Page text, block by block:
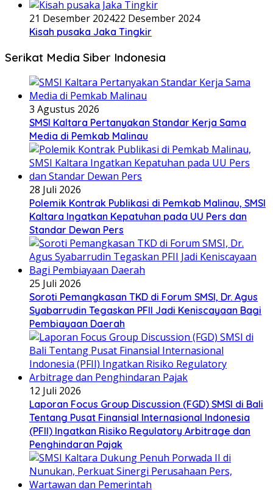
21 Desember 202422 Desember 2024
Kisah pusaka Jaka Tingkir
Serikat Media Siber Indonesia
3 Agustus 2026
SMSI Kaltara Pertanyakan Standar Kerja Sama
Media di Pemkab Malinau
28 Juli 2026
Polemik Kontrak Publikasi di Pemkab Malinau, SMSI
Kaltara Ingatkan Kepatuhan pada UU Pers dan
Standar Dewan Pers
25 Juli 2026
Soroti Pemangkasan TKD di Forum SMSI, Dr. Agus
Syabarrudin Tegaskan PFII Jadi Keniscayaan Bagi
Pembiayaan Daerah
12 Juli 2026
Laporan Focus Group Discussion (FGD) SMSI di Bali
Tentang Pusat Finansial Internasional Indonesia
(PFII) Ingatkan Risiko Regulatory Arbitrage dan
Penghindaran Pajak